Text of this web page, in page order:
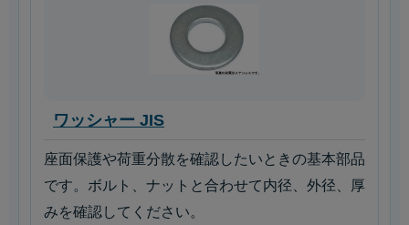
ワッシャー JIS
座面保護や荷重分散を確認したいときの基本部品
です。ボルト、ナットと合わせて内径、外径、厚
みを確認してください。